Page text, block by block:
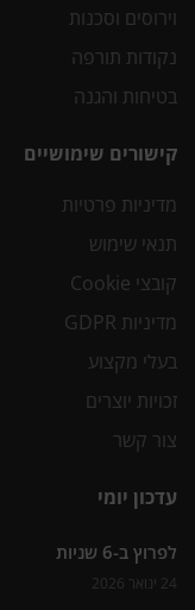
וירוסים וסכנות
נקודות תורפה
בטיחות והגנה
קישורים שימושיים
מדיניות פרטיות
תנאי שימוש
קובצי Cookie
מדיניות GDPR
בעלי מקצוע
זכויות יוצרים
צור קשר
עדכון יומי
לפרוץ ב-6 שניות
24 ינואר 2026